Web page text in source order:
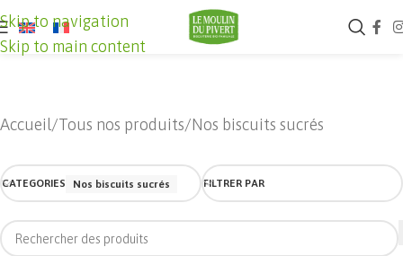
Skip to navigation
Skip to main content
Accueil Tous nos produits Nos biscuits sucrés
CATEGORIES Nos biscuits sucrés FILTRER PAR